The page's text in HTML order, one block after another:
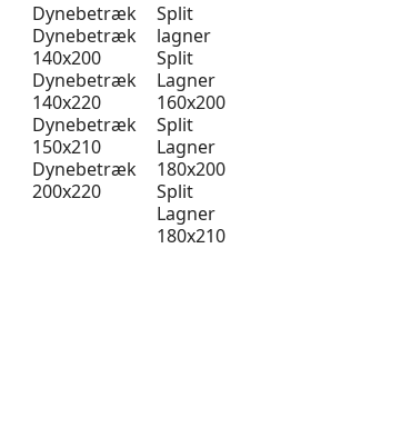
Dynebetræk
Dynebetræk
140x200
Dynebetræk
140x220
Dynebetræk
150x210
Dynebetræk
200x220
Split
lagner
Split
Lagner
160x200
Split
Lagner
180x200
Split
Lagner
180x210